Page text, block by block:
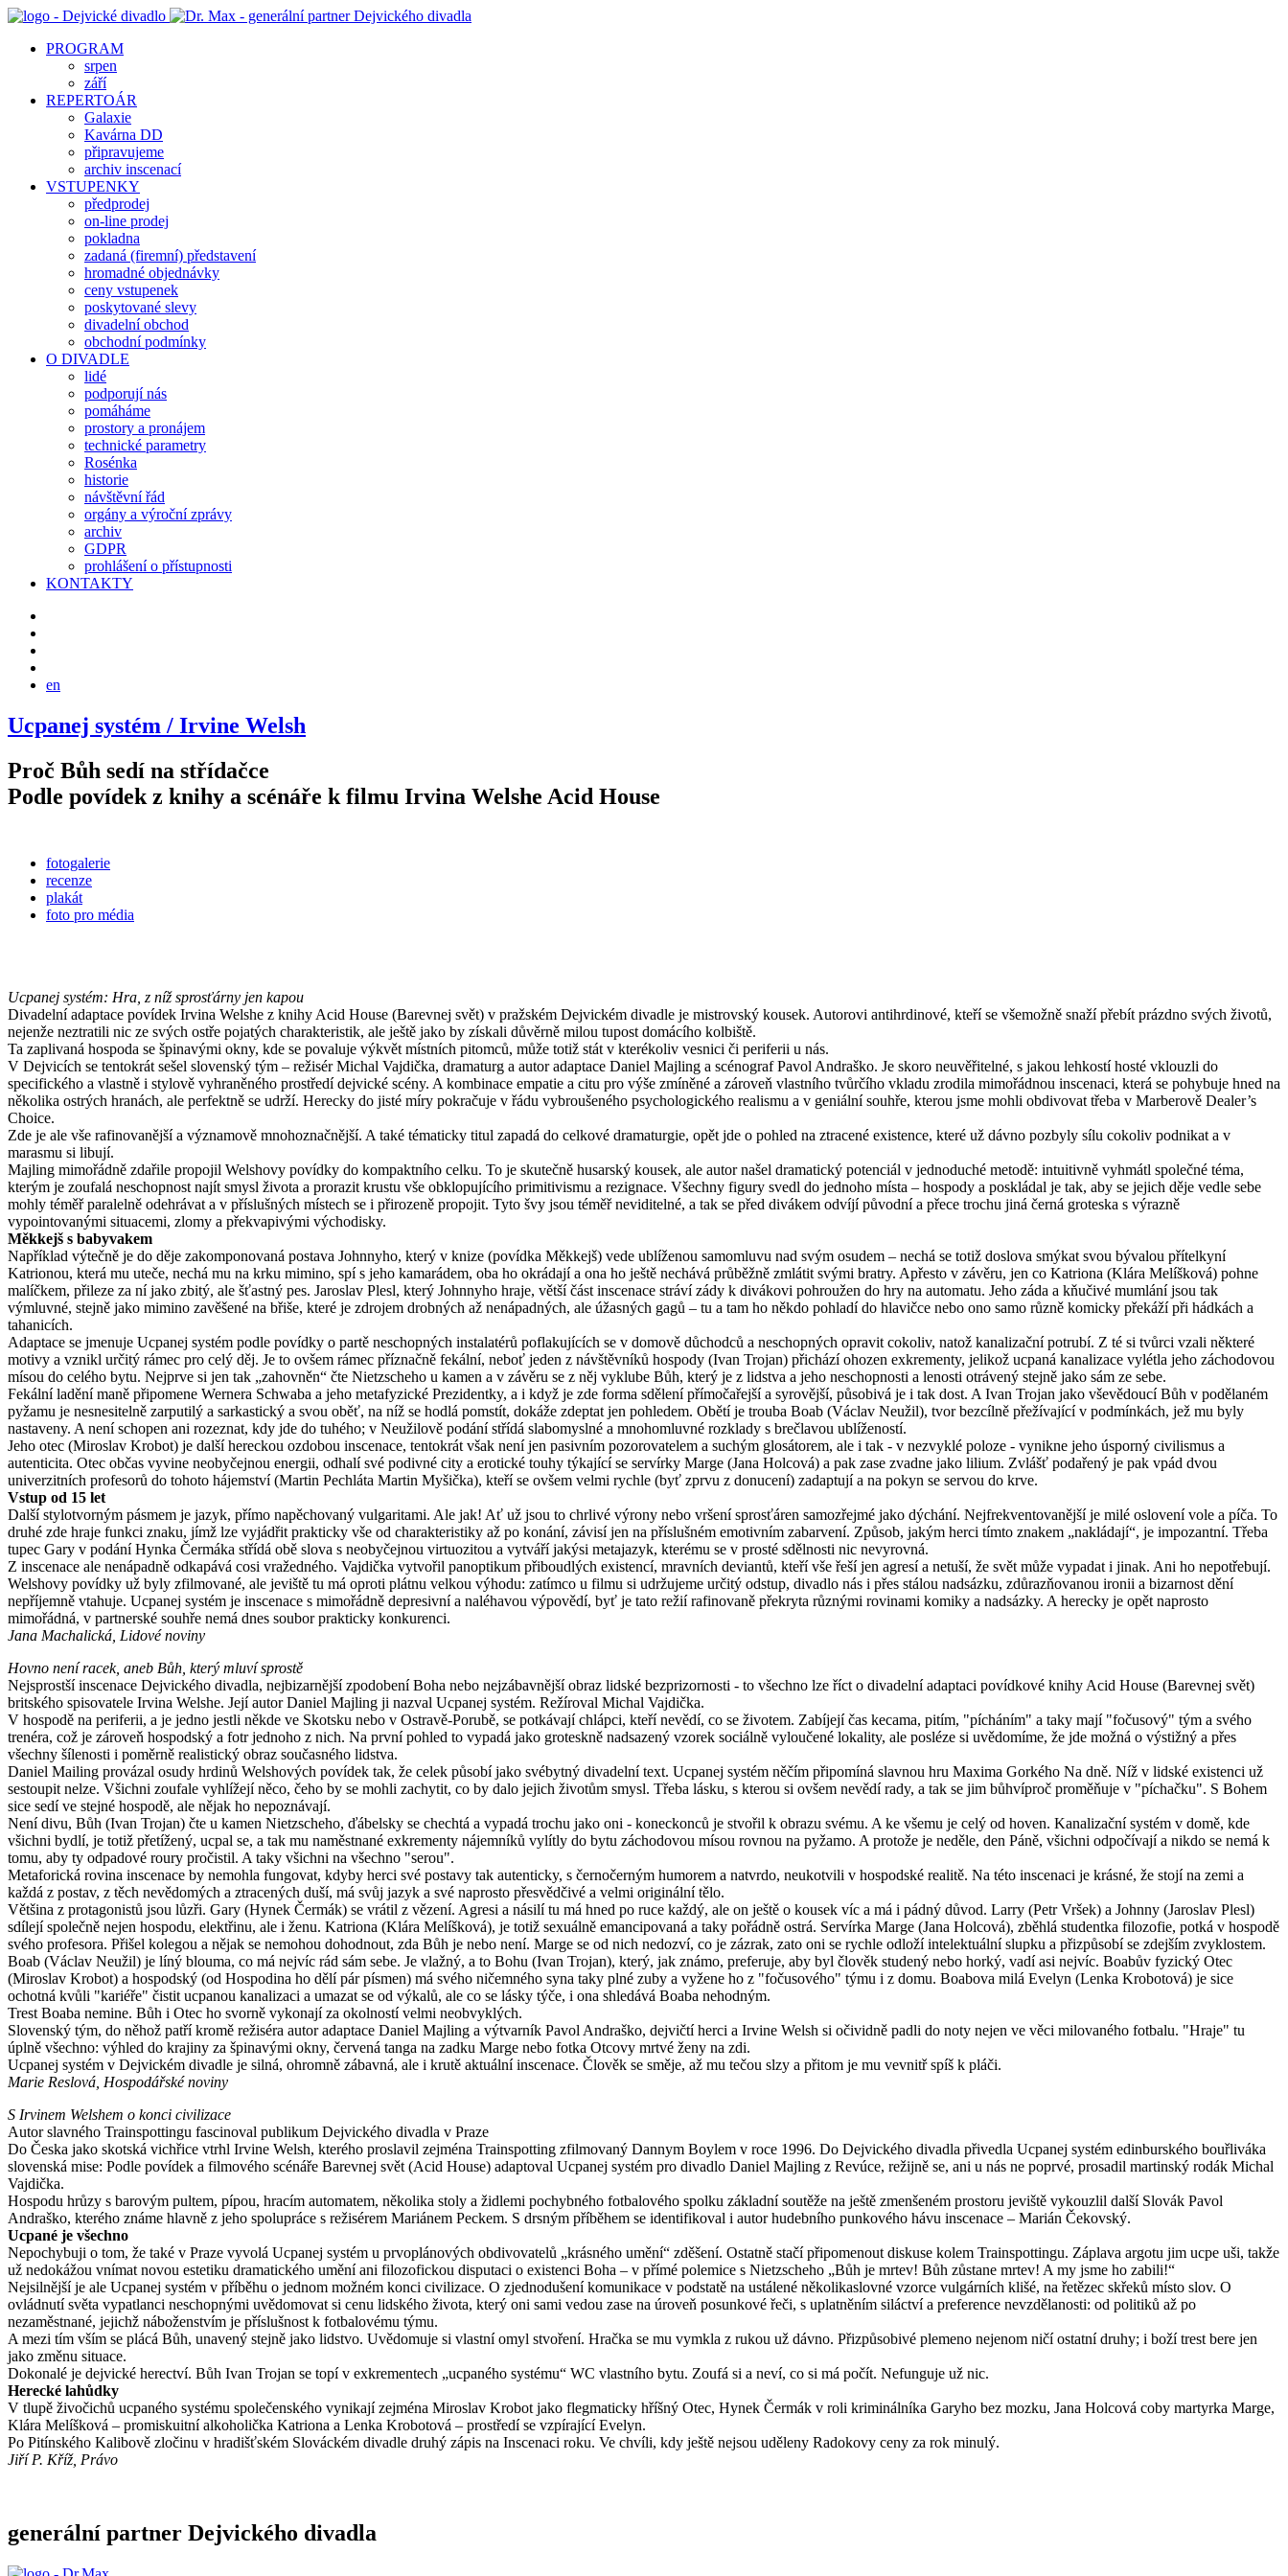
PROGRAM
srpen
září
REPERTOÁR
Galaxie
Kavárna DD
připravujeme
archiv inscenací
VSTUPENKY
předprodej
on-line prodej
pokladna
zadaná (firemní) představení
hromadné objednávky
ceny vstupenek
poskytované slevy
divadelní obchod
obchodní podmínky
O DIVADLE
lidé
podporují nás
pomáháme
prostory a pronájem
technické parametry
Rosénka
historie
návštěvní řád
orgány a výroční zprávy
archiv
GDPR
prohlášení o přístupnosti
KONTAKTY
en
Ucpanej systém / Irvine Welsh
Proč Bůh sedí na střídačce
Podle povídek z knihy a scénáře k filmu Irvina Welshe Acid House
fotogalerie
recenze
plakát
foto pro média
Ucpanej systém: Hra, z níž sprosťárny jen kapou
Divadelní adaptace povídek Irvina Welshe z knihy Acid House (Barevnej svět) v pražském Dejvickém divadle je mistrovský kousek. Autorovi antihrdinové, kteří se všemožně snaží přebít prázdno svých životů,
nejenže neztratili nic ze svých ostře pojatých charakteristik, ale ještě jako by získali důvěrně milou tupost domácího kolbiště.
Ta zaplivaná hospoda se špinavými okny, kde se povaluje výkvět místních pitomců, může totiž stát v kterékoliv vesnici či periferii u nás.
V Dejvicích se tentokrát sešel slovenský tým – režisér Michal Vajdička, dramaturg a autor adaptace Daniel Majling a scénograf Pavol Andraško. Je skoro neuvěřitelné, s jakou lehkostí hosté vklouzli do
specifického a vlastně i stylově vyhraněného prostředí dejvické scény. A kombinace empatie a citu pro výše zmíněné a zároveň vlastního tvůrčího vkladu zrodila mimořádnou inscenaci, která se pohybuje hned na
několika ostrých hranách, ale perfektně se udrží. Herecky do jisté míry pokračuje v řádu vybroušeného psychologického realismu a v geniální souhře, kterou jsme mohli obdivovat třeba v Marberově Dealer’s
Choice.
Zde je ale vše rafinovanější a významově mnohoznačnější. A také tématicky titul zapadá do celkové dramaturgie, opět jde o pohled na ztracené existence, které už dávno pozbyly sílu cokoliv podnikat a v
marasmu si libují.
Majling mimořádně zdařile propojil Welshovy povídky do kompaktního celku. To je skutečně husarský kousek, ale autor našel dramatický potenciál v jednoduché metodě: intuitivně vyhmátl společné téma,
kterým je zoufalá neschopnost najít smysl života a prorazit krustu vše obklopujícího primitivismu a rezignace. Všechny figury svedl do jednoho místa – hospody a poskládal je tak, aby se jejich děje vedle sebe
mohly téměř paralelně odehrávat a v příslušných místech se i přirozeně propojit. Tyto švy jsou téměř neviditelné, a tak se před divákem odvíjí původní a přece trochu jiná černá groteska s výrazně
vypointovanými situacemi, zlomy a překvapivými východisky.
Měkkejš s babyvakem
Například výtečně je do děje zakomponovaná postava Johnnyho, který v knize (povídka Měkkejš) vede ublíženou samomluvu nad svým osudem – nechá se totiž doslova smýkat svou bývalou přítelkyní
Katrionou, která mu uteče, nechá mu na krku mimino, spí s jeho kamarádem, oba ho okrádají a ona ho ještě nechává průběžně zmlátit svými bratry. Apřesto v závěru, jen co Katriona (Klára Melíšková) pohne
malíčkem, přileze za ní jako zbitý, ale šťastný pes. Jaroslav Plesl, který Johnnyho hraje, větší část inscenace stráví zády k divákovi pohroužen do hry na automatu. Jeho záda a kňučivé mumlání jsou tak
výmluvné, stejně jako mimino zavěšené na břiše, které je zdrojem drobných až nenápadných, ale úžasných gagů – tu a tam ho někdo pohladí do hlavičce nebo ono samo různě komicky překáží při hádkách a
tahanicích.
Adaptace se jmenuje Ucpanej systém podle povídky o partě neschopných instalatérů poflakujících se v domově důchodců a neschopných opravit cokoliv, natož kanalizační potrubí. Z té si tvůrci vzali některé
motivy a vznikl určitý rámec pro celý děj. Je to ovšem rámec příznačně fekální, neboť jeden z návštěvníků hospody (Ivan Trojan) přichází ohozen exkrementy, jelikož ucpaná kanalizace vylétla jeho záchodovou
mísou do celého bytu. Nejprve si jen tak „zahovněn“ čte Nietzscheho u kamen a v závěru se z něj vyklube Bůh, který je z lidstva a jeho neschopnosti a lenosti otrávený stejně jako sám ze sebe.
Fekální ladění maně připomene Wernera Schwaba a jeho metafyzické Prezidentky, a i když je zde forma sdělení přímočařejší a syrovější, působivá je i tak dost. A Ivan Trojan jako vševědoucí Bůh v podělaném
pyžamu je nesnesitelně zarputilý a sarkastický a svou oběť, na níž se hodlá pomstít, dokáže zdeptat jen pohledem. Obětí je trouba Boab (Václav Neužil), tvor bezcílně přežívající v podmínkách, jež mu byly
nastaveny. A není schopen ani rozeznat, kdy jde do tuhého; v Neužilově podání střídá slabomyslné a mnohomluvné rozklady s brečlavou ublížeností.
Jeho otec (Miroslav Krobot) je další hereckou ozdobou inscenace, tentokrát však není jen pasivním pozorovatelem a suchým glosátorem, ale i tak - v nezvyklé poloze - vynikne jeho úsporný civilismus a
autenticita. Otec občas vyvine neobyčejnou energii, odhalí své podivné city a erotické touhy týkající se servírky Marge (Jana Holcová) a pak zase zvadne jako lilium. Zvlášť podařený je pak vpád dvou
univerzitních profesorů do tohoto hájemství (Martin Pechláta Martin Myšička), kteří se ovšem velmi rychle (byť zprvu z donucení) zadaptují a na pokyn se servou do krve.
Vstup od 15 let
Další stylotvorným pásmem je jazyk, přímo napěchovaný vulgaritami. Ale jak! Ať už jsou to chrlivé výrony nebo vršení sprosťáren samozřejmé jako dýchání. Nejfrekventovanější je milé oslovení vole a píča. To
druhé zde hraje funkci znaku, jímž lze vyjádřit prakticky vše od charakteristiky až po konání, závisí jen na příslušném emotivním zabarvení. Způsob, jakým herci tímto znakem „nakládají“, je impozantní. Třeba
tupec Gary v podání Hynka Čermáka střídá obě slova s neobyčejnou virtuozitou a vytváří jakýsi metajazyk, kterému se v prosté sdělnosti nic nevyrovná.
Z inscenace ale nenápadně odkapává cosi vražedného. Vajdička vytvořil panoptikum přiboudlých existencí, mravních deviantů, kteří vše řeší jen agresí a netuší, že svět může vypadat i jinak. Ani ho nepotřebují.
Welshovy povídky už byly zfilmované, ale jeviště tu má oproti plátnu velkou výhodu: zatímco u filmu si udržujeme určitý odstup, divadlo nás i přes stálou nadsázku, zdůrazňovanou ironii a bizarnost dění
nepříjemně vtahuje. Ucpanej systém je inscenace s mimořádně depresivní a naléhavou výpovědí, byť je tato režií rafinovaně překryta různými rovinami komiky a nadsázky. A herecky je opět naprosto
mimořádná, v partnerské souhře nemá dnes soubor prakticky konkurenci.
Jana Machalická, Lidové noviny
Hovno není racek, aneb Bůh, který mluví sprostě
Nejsprostší inscenace Dejvického divadla, nejbizarnější zpodobení Boha nebo nejzábavnější obraz lidské bezprizornosti - to všechno lze říct o divadelní adaptaci povídkové knihy Acid House (Barevnej svět)
britského spisovatele Irvina Welshe. Její autor Daniel Majling ji nazval Ucpanej systém. Režíroval Michal Vajdička.
V hospodě na periferii, a je jedno jestli někde ve Skotsku nebo v Ostravě-Porubě, se potkávají chlápci, kteří nevědí, co se životem. Zabíjejí čas kecama, pitím, "pícháním" a taky mají "fočusový" tým a svého
trenéra, což je zároveň hospodský a fotr jednoho z nich. Na první pohled to vypadá jako groteskně nadsazený vzorek sociálně vyloučené lokality, ale posléze si uvědomíme, že jde možná o výstižný a přes
všechny šílenosti i poměrně realistický obraz současného lidstva.
Daniel Mailing provázal osudy hrdinů Welshových povídek tak, že celek působí jako svébytný divadelní text. Ucpanej systém něčím připomíná slavnou hru Maxima Gorkého Na dně. Níž v lidské existenci už
sestoupit nelze. Všichni zoufale vyhlížejí něco, čeho by se mohli zachytit, co by dalo jejich životům smysl. Třeba lásku, s kterou si ovšem nevědí rady, a tak se jim bůhvíproč proměňuje v "píchačku". S Bohem
sice sedí ve stejné hospodě, ale nějak ho nepoznávají.
Není divu, Bůh (Ivan Trojan) čte u kamen Nietzscheho, ďábelsky se chechtá a vypadá trochu jako oni - koneckonců je stvořil k obrazu svému. A ke všemu je celý od hoven. Kanalizační systém v domě, kde
všichni bydlí, je totiž přetížený, ucpal se, a tak mu naměstnané exkrementy nájemníků vylítly do bytu záchodovou mísou rovnou na pyžamo. A protože je neděle, den Páně, všichni odpočívají a nikdo se nemá k
tomu, aby ty odpadové roury pročistil. A taky všichni na všechno "serou".
Metaforická rovina inscenace by nemohla fungovat, kdyby herci své postavy tak autenticky, s černočerným humorem a natvrdo, neukotvili v hospodské realitě. Na této inscenaci je krásné, že stojí na zemi a
každá z postav, z těch nevědomých a ztracených duší, má svůj jazyk a své naprosto přesvědčivé a velmi originální tělo.
Většina z protagonistů jsou lůzři. Gary (Hynek Čermák) se vrátil z vězení. Agresi a násilí tu má hned po ruce každý, ale on ještě o kousek víc a má i pádný důvod. Larry (Petr Vršek) a Johnny (Jaroslav Plesl)
sdílejí společně nejen hospodu, elektřinu, ale i ženu. Katriona (Klára Melíšková), je totiž sexuálně emancipovaná a taky pořádně ostrá. Servírka Marge (Jana Holcová), zběhlá studentka filozofie, potká v hospodě
svého profesora. Přišel kolegou a nějak se nemohou dohodnout, zda Bůh je nebo není. Marge se od nich nedozví, co je zázrak, zato oni se rychle odloží intelektuální slupku a přizpůsobí se zdejším zvyklostem.
Boab (Václav Neužil) je líný blouma, co má nejvíc rád sám sebe. Je vlažný, a to Bohu (Ivan Trojan), který, jak známo, preferuje, aby byl člověk studený nebo horký, vadí asi nejvíc. Boabův fyzický Otec
(Miroslav Krobot) a hospodský (od Hospodina ho dělí pár písmen) má svého ničemného syna taky plné zuby a vyžene ho z "fočusového" týmu i z domu. Boabova milá Evelyn (Lenka Krobotová) je sice
ochotná kvůli "kariéře" čistit ucpanou kanalizaci a umazat se od výkalů, ale co se lásky týče, i ona shledává Boaba nehodným.
Trest Boaba nemine. Bůh i Otec ho svorně vykonají za okolností velmi neobvyklých.
Slovenský tým, do něhož patří kromě režiséra autor adaptace Daniel Majling a výtvarník Pavol Andraško, dejvičtí herci a Irvine Welsh si očividně padli do noty nejen ve věci milovaného fotbalu. "Hraje" tu
úplně všechno: výhled do krajiny za špinavými okny, červená tanga na zadku Marge nebo fotka Otcovy mrtvé ženy na zdi.
Ucpanej systém v Dejvickém divadle je silná, ohromně zábavná, ale i krutě aktuální inscenace. Člověk se směje, až mu tečou slzy a přitom je mu vevnitř spíš k pláči.
Marie Reslová, Hospodářské noviny
S Irvinem Welshem o konci civilizace
Autor slavného Trainspottingu fascinoval publikum Dejvického divadla v Praze
Do Česka jako skotská vichřice vtrhl Irvine Welsh, kterého proslavil zejména Trainspotting zfilmovaný Dannym Boylem v roce 1996. Do Dejvického divadla přivedla Ucpanej systém edinburského bouřliváka
slovenská mise: Podle povídek a filmového scénáře Barevnej svět (Acid House) adaptoval Ucpanej systém pro divadlo Daniel Majling z Revúce, režijně se, ani u nás ne poprvé, prosadil martinský rodák Michal
Vajdička.
Hospodu hrůzy s barovým pultem, pípou, hracím automatem, několika stoly a židlemi pochybného fotbalového spolku základní soutěže na ještě zmenšeném prostoru jeviště vykouzlil další Slovák Pavol
Andraško, kterého známe hlavně z jeho spolupráce s režisérem Mariánem Peckem. S drsným příběhem se identifikoval i autor hudebního punkového hávu inscenace – Marián Čekovský.
Ucpané je všechno
Nepochybuji o tom, že také v Praze vyvolá Ucpanej systém u prvoplánových obdivovatelů „krásného umění“ zděšení. Ostatně stačí připomenout diskuse kolem Trainspottingu. Záplava argotu jim ucpe uši, takže
už nedokážou vnímat novou estetiku dramatického umění ani filozofickou disputaci o existenci Boha – v přímé polemice s Nietzscheho „Bůh je mrtev! Bůh zůstane mrtev! A my jsme ho zabili!“
Nejsilnější je ale Ucpanej systém v příběhu o jednom možném konci civilizace. O zjednodušení komunikace v podstatě na ustálené několikaslovné vzorce vulgárních klišé, na řetězec skřeků místo slov. O
ovládnutí světa vypatlanci neschopnými uvědomovat si cenu lidského života, který oni sami vedou zase na úroveň posunkové řeči, s uplatněním siláctví a preference nevzdělanosti: od politiků až po
nezaměstnané, jejichž náboženstvím je příslušnost k fotbalovému týmu.
A mezi tím vším se plácá Bůh, unavený stejně jako lidstvo. Uvědomuje si vlastní omyl stvoření. Hračka se mu vymkla z rukou už dávno. Přizpůsobivé plemeno nejenom ničí ostatní druhy; i boží trest bere jen
jako změnu situace.
Dokonalé je dejvické herectví. Bůh Ivan Trojan se topí v exkrementech „ucpaného systému“ WC vlastního bytu. Zoufá si a neví, co si má počít. Nefunguje už nic.
Herecké lahůdky
V tlupě živočichů ucpaného systému společenského vynikají zejména Miroslav Krobot jako flegmaticky hříšný Otec, Hynek Čermák v roli kriminálníka Garyho bez mozku, Jana Holcová coby martyrka Marge,
Klára Melíšková – promiskuitní alkoholička Katriona a Lenka Krobotová – prostředí se vzpírající Evelyn.
Po Pitínského Kalibově zločinu v hradišťském Slováckém divadle druhý zápis na Inscenaci roku. Ve chvíli, kdy ještě nejsou uděleny Radokovy ceny za rok minulý.
Jiří P. Kříž, Právo
generální partner Dejvického divadla